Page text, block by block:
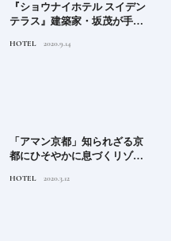
『ショウナイホテル スイデン
テラス』建築家・坂茂が手掛
シンボル
HOTEL 2020.9.14
「アマン京都」知られざる京
都にひそやかに息づくリゾー
HOTEL 2020.3.12